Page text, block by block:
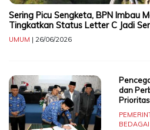
Sering Picu Sengketa, BPN Imbau
Tingkatkan Status Letter C Jadi
UMUM | 26/06/2026
dan
BEDAGAI